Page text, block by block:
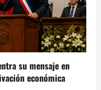
su mensaje en
económica